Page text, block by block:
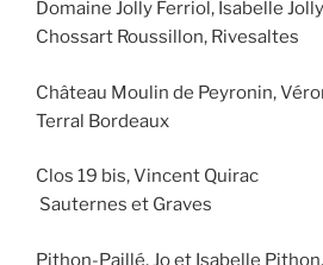
Domaine Jolly Ferriol, Isabelle
Chossart Roussillon, Rivesaltes
Château Moulin de Peyronin,
Terral Bordeaux
Clos 19 bis, Vincent
Sauternes et Graves
Pithon-Paillé, Jo et Isabelle